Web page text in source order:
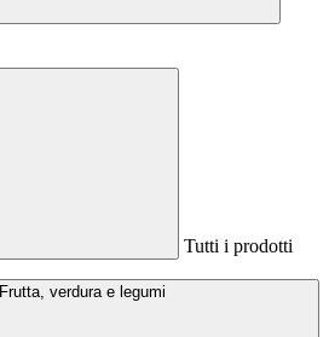
Tutti i prodotti
Frutta, verdura e legumi